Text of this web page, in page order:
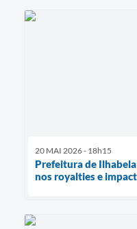
20 MAI 2026 - 18h15
Prefeitura de
nos royalties e